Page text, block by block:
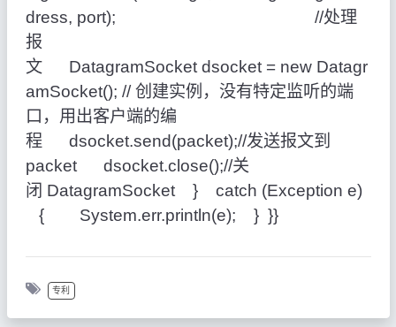
dress, port); //处理
报
文DatagramSocket dsocket = newDatagr
amSocket(); // 创建实例，没有特定监听的端
口，用出客户端的编
程 dsocket.send(packet);//发送报文到
packetdsocket.close();//关
闭 DatagramSocket} catch (Exception e)
{ System.err.println(e); } }}
专利